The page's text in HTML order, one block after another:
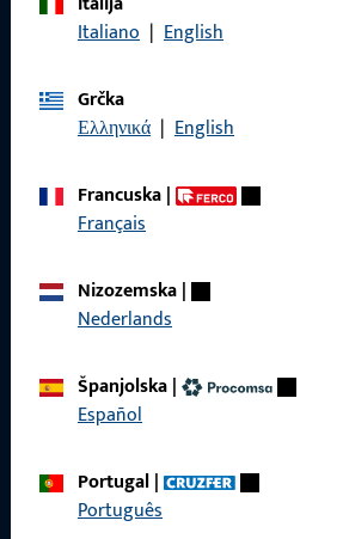
Italiano | English
Grčka
Ελληνικά | English
Francuska|
Français
Nizozemska|
Nederlands
Španjolska|
Español
Portugal|
Português
Općenito
Impressum
Opći uvjeti poslovanja
Proizvodi